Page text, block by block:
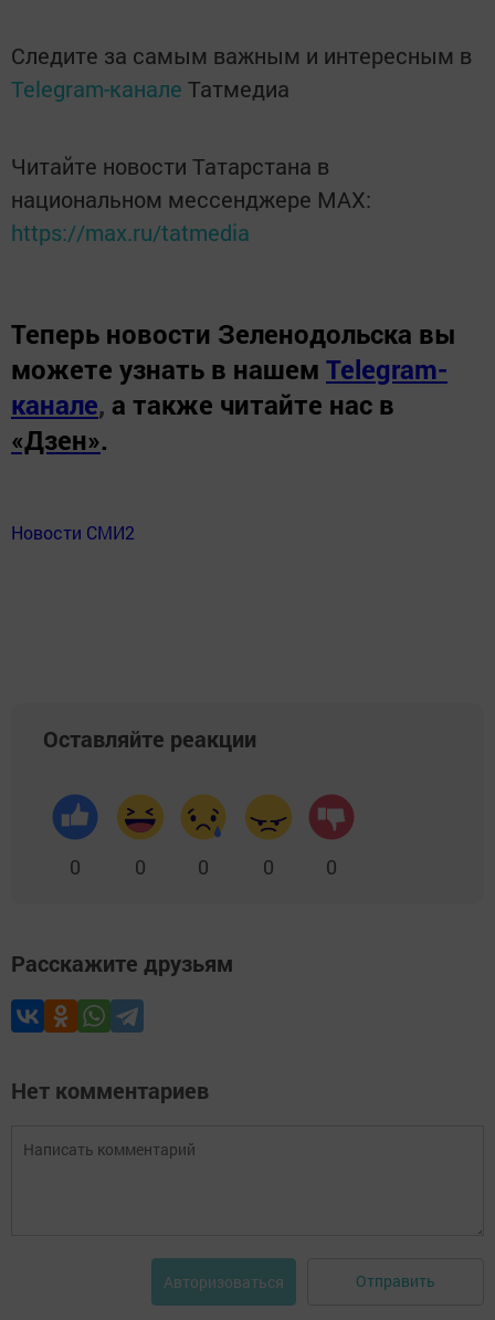
Следите за самым важным и интересным в
Telegram-канале Татмедиа
Читайте новости Татарстана в
национальном мессенджере MАХ:
https://max.ru/tatmedia
Теперь новости Зеленодольска вы
можете узнать в нашем Telegram-
канале, а также читайте нас в
«Дзен».
Новости СМИ2
Оставляйте реакции
0 0 0 0 0
Расскажите друзьям
Нет комментариев
Авторизоваться Отправить